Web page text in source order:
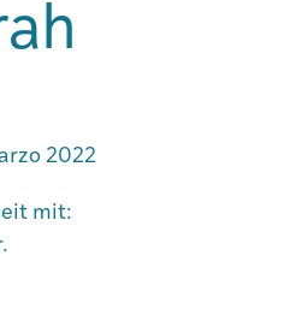
2022
mit: